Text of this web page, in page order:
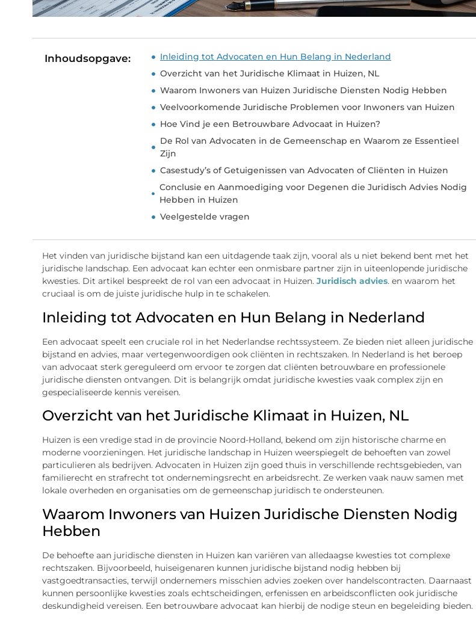
Inhoudsopgave:
Inleiding tot Advocaten en Hun Belang in Nederland
Overzicht van het Juridische Klimaat in Huizen, NL
Waarom Inwoners van Huizen Juridische Diensten Nodig Hebben
Veelvoorkomende Juridische Problemen voor Inwoners van Huizen
Hoe Vind je een Betrouwbare Advocaat in Huizen?
De Rol van Advocaten in de Gemeenschap en Waarom ze Essentieel
Zijn
Casestudy’s of Getuigenissen van Advocaten of Cliënten in Huizen
Conclusie en Aanmoediging voor Degenen die Juridisch Advies Nodig
Hebben in Huizen
Veelgestelde vragen
Het vinden van juridische bijstand kan een uitdagende taak zijn, vooral als u niet bekend bent met het
juridische landschap. Een advocaat kan echter een onmisbare partner zijn in uiteenlopende juridische
kwesties. Dit artikel bespreekt de rol van een advocaat in Huizen. Juridisch advies. en waarom het
cruciaal is om de juiste juridische hulp in te schakelen.
Inleiding tot Advocaten en Hun Belang in Nederland
Een advocaat speelt een cruciale rol in het Nederlandse rechtssysteem. Ze bieden niet alleen juridische
bijstand en advies, maar vertegenwoordigen ook cliënten in rechtszaken. In Nederland is het beroep
van advocaat sterk gereguleerd om ervoor te zorgen dat cliënten betrouwbare en professionele
juridische diensten ontvangen. Dit is belangrijk omdat juridische kwesties vaak complex zijn en
gespecialiseerde kennis vereisen.
Overzicht van het Juridische Klimaat in Huizen, NL
Huizen is een vredige stad in de provincie Noord-Holland, bekend om zijn historische charme en
moderne voorzieningen. Het juridische landschap in Huizen weerspiegelt de behoeften van zowel
particulieren als bedrijven. Advocaten in Huizen zijn goed thuis in verschillende rechtsgebieden, van
familierecht en strafrecht tot ondernemingsrecht en arbeidsrecht. Ze werken vaak nauw samen met
lokale overheden en organisaties om de gemeenschap juridisch te ondersteunen.
Waarom Inwoners van Huizen Juridische Diensten Nodig
Hebben
De behoefte aan juridische diensten in Huizen kan variëren van alledaagse kwesties tot complexe
rechtszaken. Bijvoorbeeld, huiseigenaren kunnen juridische bijstand nodig hebben bij
vastgoedtransacties, terwijl ondernemers misschien advies zoeken over handelscontracten. Daarnaast
kunnen persoonlijke kwesties zoals echtscheidingen, erfenissen en arbeidsconflicten ook juridische
deskundigheid vereisen. Een betrouwbare advocaat kan hierbij de nodige steun en begeleiding bieden.